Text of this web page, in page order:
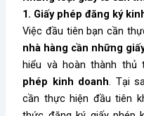
1. Giấy phép đăng ký
Việc đầu tiên bạn cần
nhà hàng cần những
hiểu và hoàn thành thủ
phép kinh doanh. Tại
cần thực hiện đầu tiên